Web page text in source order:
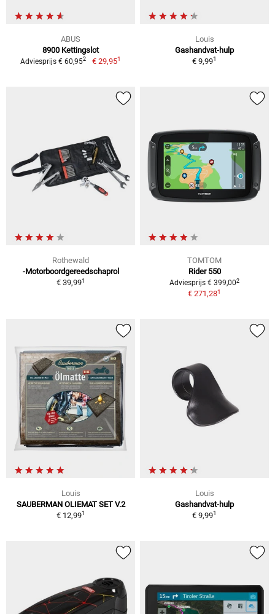
ABUS
8900 Kettingslot
Adviesprijs € 60,952 € 29,951
Louis
Gashandvat-hulp
€ 9,991
Rothewald
-Motorboordgereedschaprol
€ 39,991
TOMTOM
Rider 550
Adviesprijs € 399,002
€ 271,281
Louis
SAUBERMAN OLIEMAT SET V.2
€ 12,991
Louis
Gashandvat-hulp
€ 9,991